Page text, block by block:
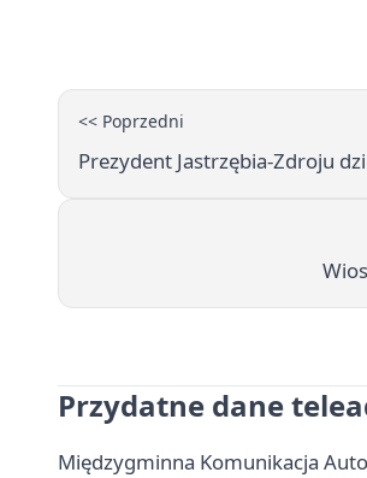
<< Poprzedni
Prezydent Jastrzębia-Zdroju
Przydatne dane
Międzygminna Komunikacja